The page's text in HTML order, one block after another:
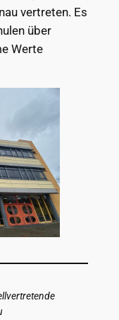
vertreten. Es
über
Werte